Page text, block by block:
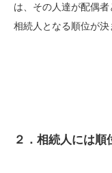
は、その人達が配偶者
相続人となる順位が決
２．相続人には順